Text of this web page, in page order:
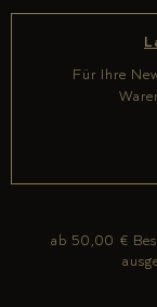
ab 50,00 €
Für Ihre